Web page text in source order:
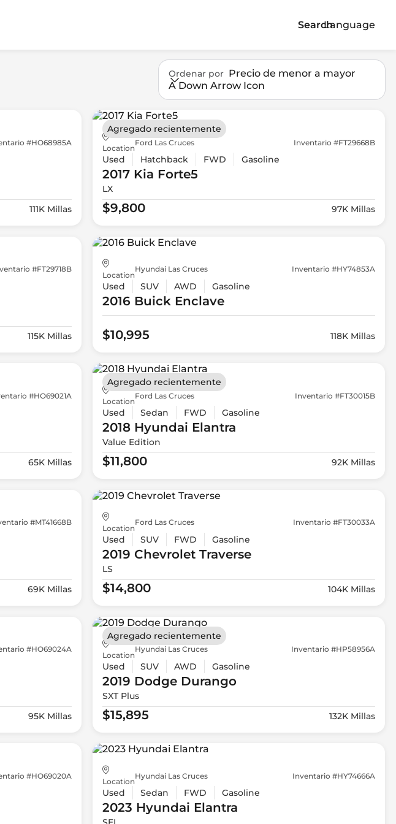
SearchLanguage
Ordenar por Precio de menor a mayor
A Down Arrow Icon
#HO68985A
111K Millas
Location
Ford Las Cruces Inventario #FT29668B
Used Hatchback FWD Gasoline
2017 Kia Forte5
LX
$9,800 97K Millas
Agregado recientemente
#FT29718B
115K Millas
Location
Hyundai Las Cruces Inventario #HY74853A
Used SUV AWD Gasoline
2016 Buick Enclave
$10,995 118K Millas
#HO69021A
65K Millas
Location
Ford Las Cruces Inventario #FT30015B
Used Sedan FWD Gasoline
2018 Hyundai Elantra
Value Edition
$11,800 92K Millas
Agregado recientemente
#MT41668B
69K Millas
Location
Ford Las Cruces Inventario #FT30033A
Used SUV FWD Gasoline
2019 ChevroletTraverse
LS
$14,800 104K Millas
#HO69024A
95K Millas
Location
Hyundai Las Cruces Inventario #HP58956A
Used SUV AWD Gasoline
2019 DodgeDurango
SXT Plus
$15,895 132K Millas
Agregado recientemente
#HO69020A
Location
Hyundai Las Cruces Inventario #HY74666A
Used Sedan FWD Gasoline
2023 Hyundai Elantra